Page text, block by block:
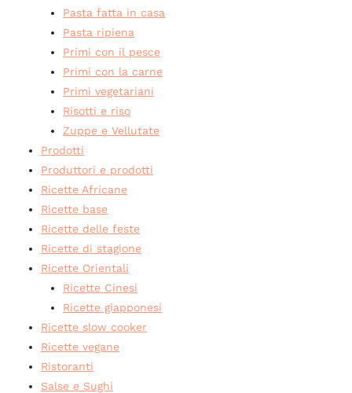
Pasta fatta in casa
Pasta ripiena
Primi con il pesce
Primi con la carne
Primi vegetariani
Risotti e riso
Zuppe e Vellutate
Prodotti
Produttori e prodotti
Ricette Africane
Ricette base
Ricette delle feste
Ricette di stagione
Ricette Orientali
Ricette Cinesi
Ricette giapponesi
Ricette slow cooker
Ricette vegane
Ristoranti
Salse e Sughi